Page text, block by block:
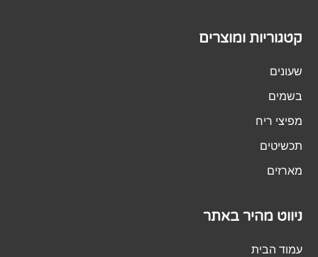
קטגוריות ומוצרים
שעונים
בשמים
מפיצי ריח
תכשיטים
מארזים
ניווט מהיר באתר
עמוד הבית